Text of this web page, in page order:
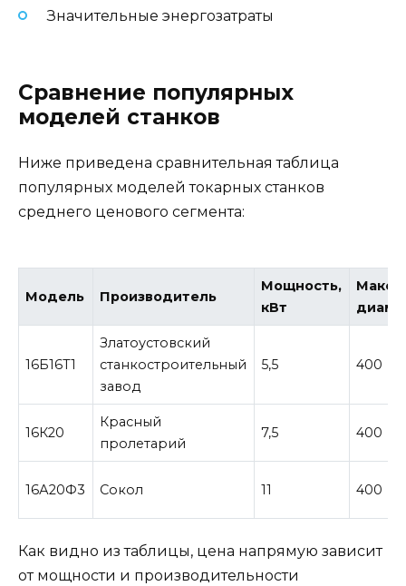
Значительные энергозатраты
Сравнение популярных
моделей станков
Ниже приведена сравнительная таблица
популярных моделей токарных станков
среднего ценового сегмента:
Модель Производитель
Мощность,
кВт
16Б16Т1
Златоустовский
станкостроительный
завод
5,5 400
16К20
Красный
пролетарий
7,5 400
16А20Ф3 Сокол 11 400
Как видно из таблицы, цена напрямую зависит
от мощности и производительности